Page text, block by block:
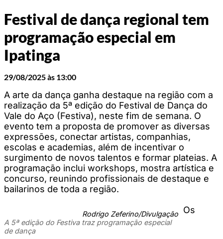
Festival de dança regional tem
programação especial em
Ipatinga
29/08/2025 às 13:00
A arte da dança ganha destaque na região com a
realização da 5ª edição do Festival de Dança do
Vale do Aço (Festiva), neste fim de semana. O
evento tem a proposta de promover as diversas
expressões, conectar artistas, companhias,
escolas e academias, além de incentivar o
surgimento de novos talentos e formar plateias. A
programação inclui workshops, mostra artística e
concurso, reunindo profissionais de destaque e
bailarinos de toda a região.
Rodrigo Zeferino/Divulgação
A 5ª edição do Festiva traz programação especial
de dança
Os